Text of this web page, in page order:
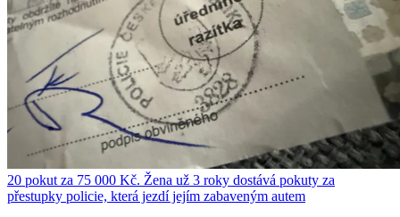
20 pokut za 75 000 Kč. Žena už 3 roky dostává pokuty za
přestupky policie, která jezdí jejím zabaveným autem